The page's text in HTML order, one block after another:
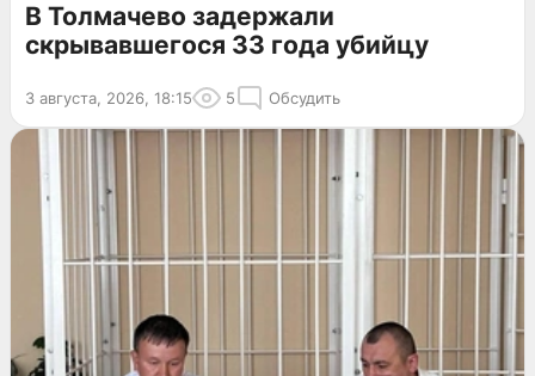
В Толмачево задержали
скрывавшегося 33 года убийцу
3 августа, 2026, 18:15 5 Обсудить